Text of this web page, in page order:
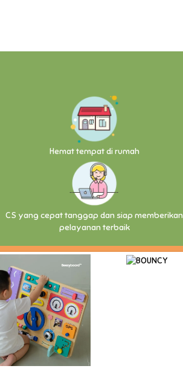
Hemat tempat di rumah
CS yang cepat tanggap dan siap memberikan
pelayanan terbaik